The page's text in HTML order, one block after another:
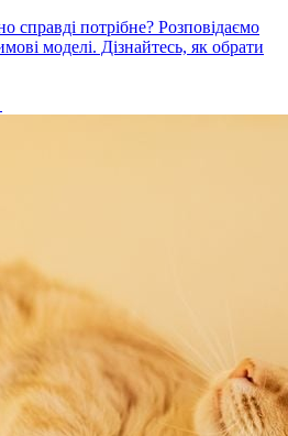
справді потрібне? Розповідаємо
моделі. Дізнайтесь, як обрати